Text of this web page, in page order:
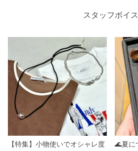
スタッフボイス
【特集】小物使いでオシャレ度
🌊夏に